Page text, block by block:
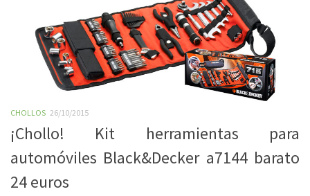
CHOLLOS 26/10/2015
¡Chollo! Kit herramientas para
automóviles Black&Decker a7144 barato
24 euros